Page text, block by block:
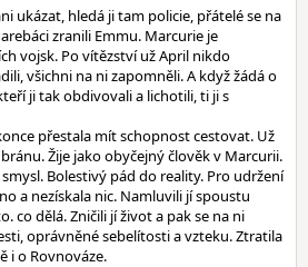
ukázat, hledá ji tam policie, přátelé se na
zranili Emmu. Marcurie je
vojsk. Po vítězství už April nikdo
všichni na ni zapomněli. A když žádá o
ji tak obdivovali a lichotili, ti ji s
přestala mít schopnost cestovat. Už
Žije jako obyčejný člověk v Marcurii.
Bolestivý pád do reality. Pro udržení
a nezískala nic. Namluvili jí spoustu
co dělá. Zničili jí život a pak se na ni
oprávněné sebelítosti a vzteku. Ztratila
i o Rovnováze.